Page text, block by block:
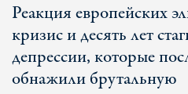
Реакция европейских
кризис и десять лет
депрессии, которые
обнажили брутальную